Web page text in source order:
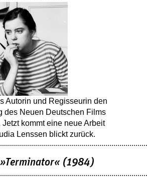
Autorin und Regisseurin den
des Neuen Deutschen Films
kommt eine neue Arbeit
Lenssen blickt zurück.
(1984)